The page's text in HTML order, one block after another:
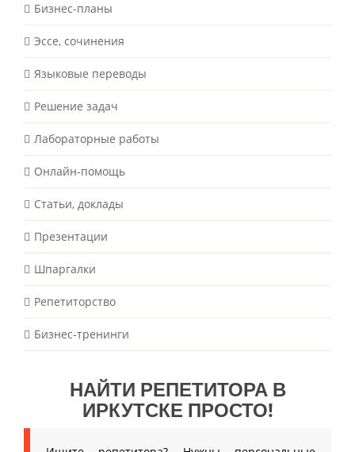
Бизнес-планы
Эссе, сочинения
Языковые переводы
Решение задач
Лабораторные работы
Онлайн-помощь
Статьи, доклады
Презентации
Шпаргалки
Репетиторство
Бизнес-тренинги
НАЙТИ РЕПЕТИТОРА В
ИРКУТСКЕ ПРОСТО!